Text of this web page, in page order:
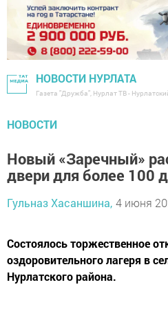
НОВОСТИ НУРЛАТА
Газета "Дружба", Нурлат ТВ -
НОВОСТИ
Новый «Заречный»
двери для более 100
Гульназ Хасаншина, 4 июня
Состоялось торжественное
оздоровительного лагеря в
Нурлатского района.